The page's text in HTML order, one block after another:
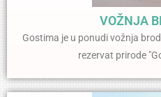
VOŽNJA
Gostima je u ponudi vožnja
rezervat prirode